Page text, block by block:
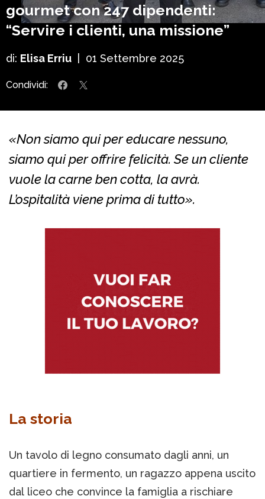
gourmet con 247 dipendenti:
“Servire i clienti, una missione”
di: Elisa Erriu 01 Settembre 2025
Condividi:
«Non siamo qui per educare nessuno,
siamo qui per offrire felicità. Se un cliente
vuole la carne ben cotta, la avrà.
L’ospitalità viene prima di tutto».
La storia
Un tavolo di legno consumato dagli anni, un
quartiere in fermento, un ragazzo appena uscito
dal liceo che convince la famiglia a rischiare